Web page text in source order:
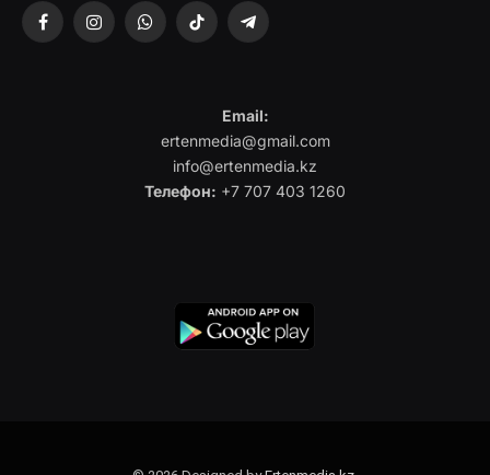
FacebookInstagramWhatsAppTikTok Telegram
Email:
ertenmedia@gmail.com
info@ertenmedia.kz
Телефон: +7 707 403 1260